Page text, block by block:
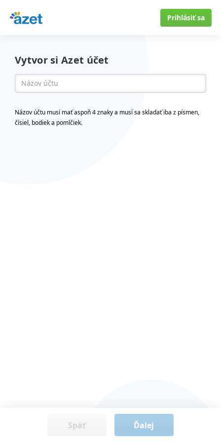
Prihlásiť sa
Vytvor si Azet účet
Názov účtu musí mať aspoň 4 znaky a musí sa skladať iba z písmen,
čísiel, bodiek a pomlčiek.